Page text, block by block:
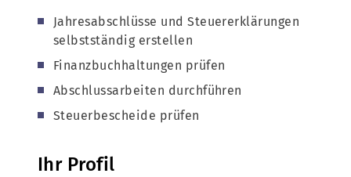
Jahresabschlüsse und Steuererklärungen
selbstständig erstellen
Finanzbuchhaltungen prüfen
Abschlussarbeiten durchführen
Steuerbescheide prüfen
Ihr Profil